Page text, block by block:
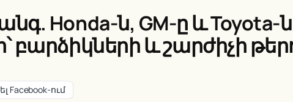
Honda-ն, GM-ը և Toyota-
և շարժիչի
Facebook-ում